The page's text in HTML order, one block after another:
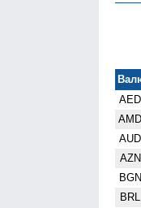
AED
AMD
AUD
AZN
BGN
BRL